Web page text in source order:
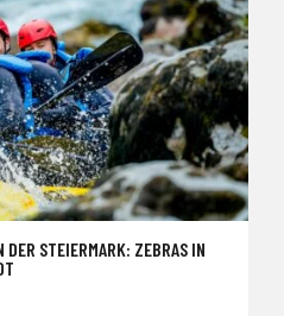
DER STEIERMARK: ZEBRAS IN